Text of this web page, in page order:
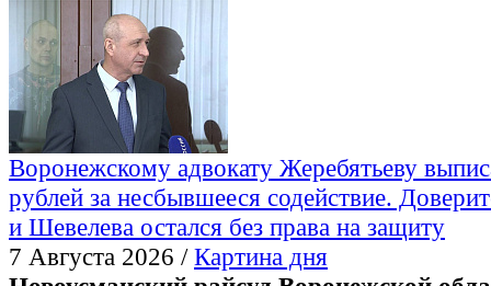
Воронежскому адвокату Жеребятьеву
рублей за несбывшееся содействие.
и Шевелева остался без права на защиту
7 Августа 2026 /Картина дня